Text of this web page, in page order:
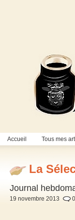
Accueil Tous mes
La
Journal
19 novembre 2013 0